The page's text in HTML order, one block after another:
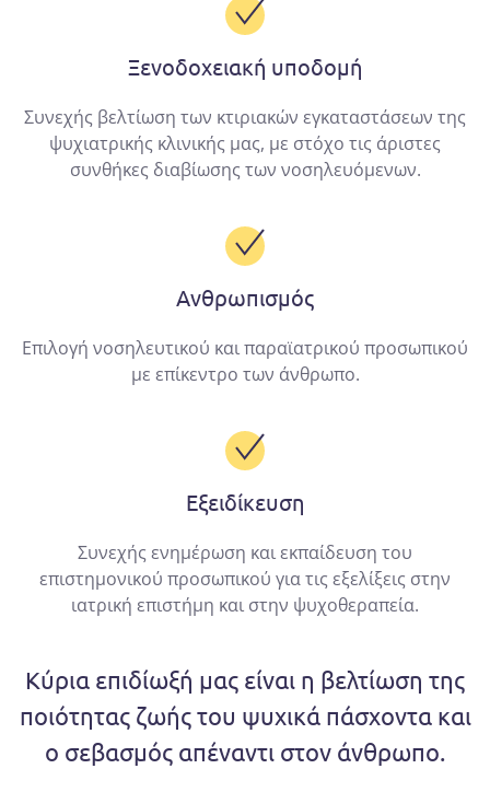
Ξενοδοχειακή υποδομή
Συνεχής βελτίωση των κτιριακών εγκαταστάσεων της
ψυχιατρικής κλινικής μας, με στόχο τις άριστες
συνθήκες διαβίωσης των νοσηλευόμενων.
Ανθρωπισμός
Επιλογή νοσηλευτικού και παραϊατρικού προσωπικού
με επίκεντρο των άνθρωπο.
Εξειδίκευση
Συνεχής ενημέρωση και εκπαίδευση του
επιστημονικού προσωπικού για τις εξελίξεις στην
ιατρική επιστήμη και στην ψυχοθεραπεία.
Κύρια επιδίωξή μας είναι η βελτίωση της
ποιότητας ζωής του ψυχικά πάσχοντα και
ο σεβασμός απέναντι στον άνθρωπο.